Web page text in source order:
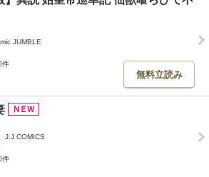
JUMBLE
件
無料立読み
J.J COMICS
件